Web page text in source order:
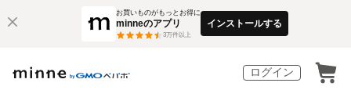
お買いものがもっとお得に
minneのアプリ
3万件以上
インストールする
ログイン